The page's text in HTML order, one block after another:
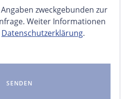
zweckgebunden zur
Weiter Informationen
Datenschutzerklärung.